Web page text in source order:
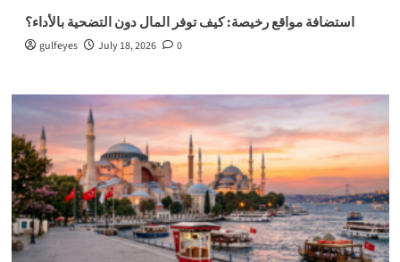
استضافة مواقع رخيصة: كيف توفر المال دون التضحية بالأداء؟
gulfeyes July 18, 2026 0